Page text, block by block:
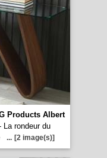
Products Albert
rondeur du
... [2 image(s)]